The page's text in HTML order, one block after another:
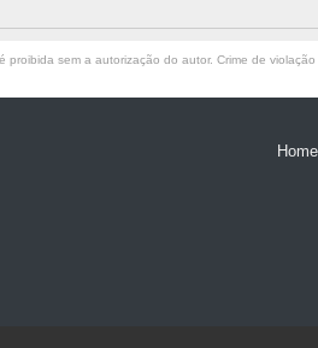
sem a autorização do autor. Crime de
Home